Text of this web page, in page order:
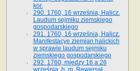
kor.
290. 1760, 16 września, Halicz.
Laudum sejmiku ziemskiego
gospodarskiego
291. 1760, 16 września, Halicz.
Manifestacye ziemian halickich
w sprawie laudum sejmiku
ziemskiego gospodarskiego
292. 1760, między 16 a 26
września, b. m. Rewersał